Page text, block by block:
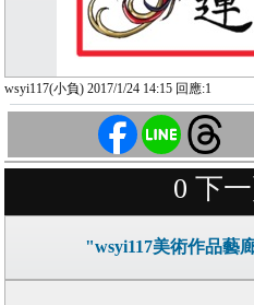
wsyi117(小負) 2017/1/24 14:15 回應:1
0 下
"wsyi117美術作品藝